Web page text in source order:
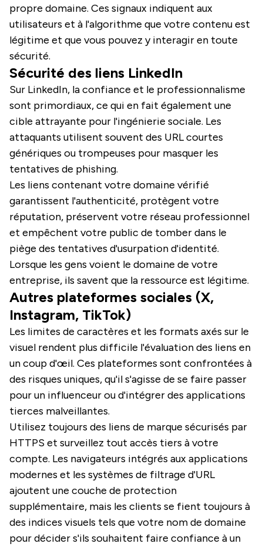
propre domaine. Ces signaux indiquent aux
utilisateurs et à l'algorithme que votre contenu est
légitime et que vous pouvez y interagir en toute
sécurité.
Sécurité des liens LinkedIn
Sur LinkedIn, la confiance et le professionnalisme
sont primordiaux, ce qui en fait également une
cible attrayante pour l'ingénierie sociale. Les
attaquants utilisent souvent des URL courtes
génériques ou trompeuses pour masquer les
tentatives de phishing.
Les liens contenant votre domaine vérifié
garantissent l'authenticité, protègent votre
réputation, préservent votre réseau professionnel
et empêchent votre public de tomber dans le
piège des tentatives d'usurpation d'identité.
Lorsque les gens voient le domaine de votre
entreprise, ils savent que la ressource est légitime.
Autres plateformes sociales (X,
Instagram, TikTok)
Les limites de caractères et les formats axés sur le
visuel rendent plus difficile l'évaluation des liens en
un coup d'œil. Ces plateformes sont confrontées à
des risques uniques, qu'il s'agisse de se faire passer
pour un influenceur ou d'intégrer des applications
tierces malveillantes.
Utilisez toujours des liens de marque sécurisés par
HTTPS et surveillez tout accès tiers à votre
compte. Les navigateurs intégrés aux applications
modernes et les systèmes de filtrage d'URL
ajoutent une couche de protection
supplémentaire, mais les clients se fient toujours à
des indices visuels tels que votre nom de domaine
pour décider s'ils souhaitent faire confiance à un